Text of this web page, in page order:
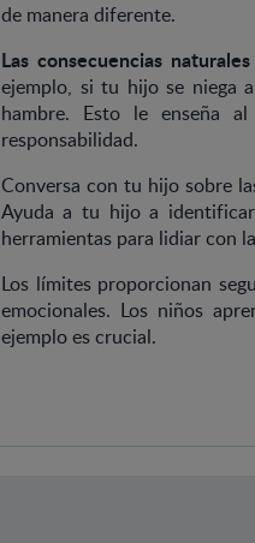
de manera diferente.
Las consecuencias naturales
ejemplo, si tu hijo se niega
hambre. Esto le enseña
responsabilidad.
Conversa con tu hijo sobre
Ayuda a tu hijo a identificar
herramientas para lidiar con
Los límites proporcionan
emocionales. Los niños
ejemplo es crucial.